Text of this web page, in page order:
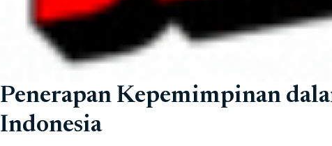
Penerapan Kepemimpinan
Indonesia